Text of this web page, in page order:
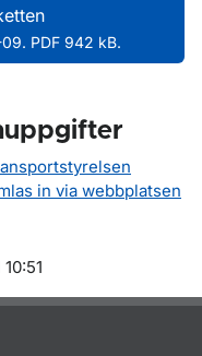
PDF 942 kB.
in via webbplatsen